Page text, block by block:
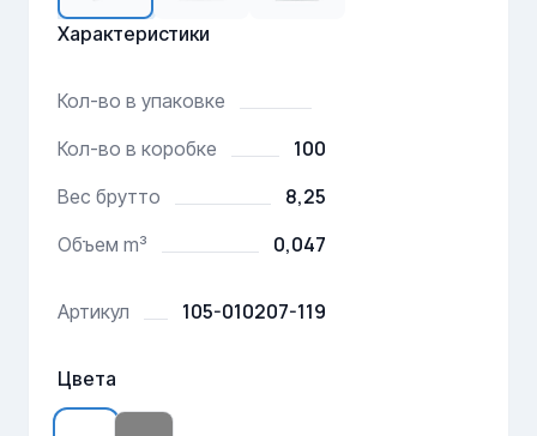
Характеристики
Кол-во в упаковке
Кол-во в коробке
100
Вес брутто 8,25
Объем m³ 0,047
Артикул 105-010207-119
Цвета